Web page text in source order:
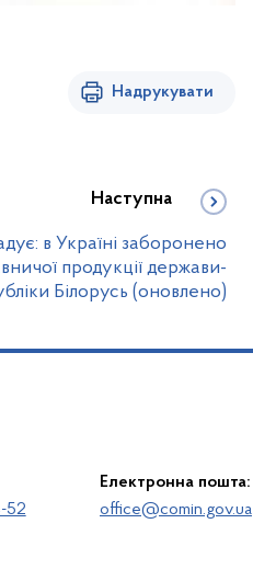
Надрукувати
Наступна
в Україні заборонено
продукції держави-
Білорусь (оновлено)
52
Електронна пошта:
office@comin.gov.ua